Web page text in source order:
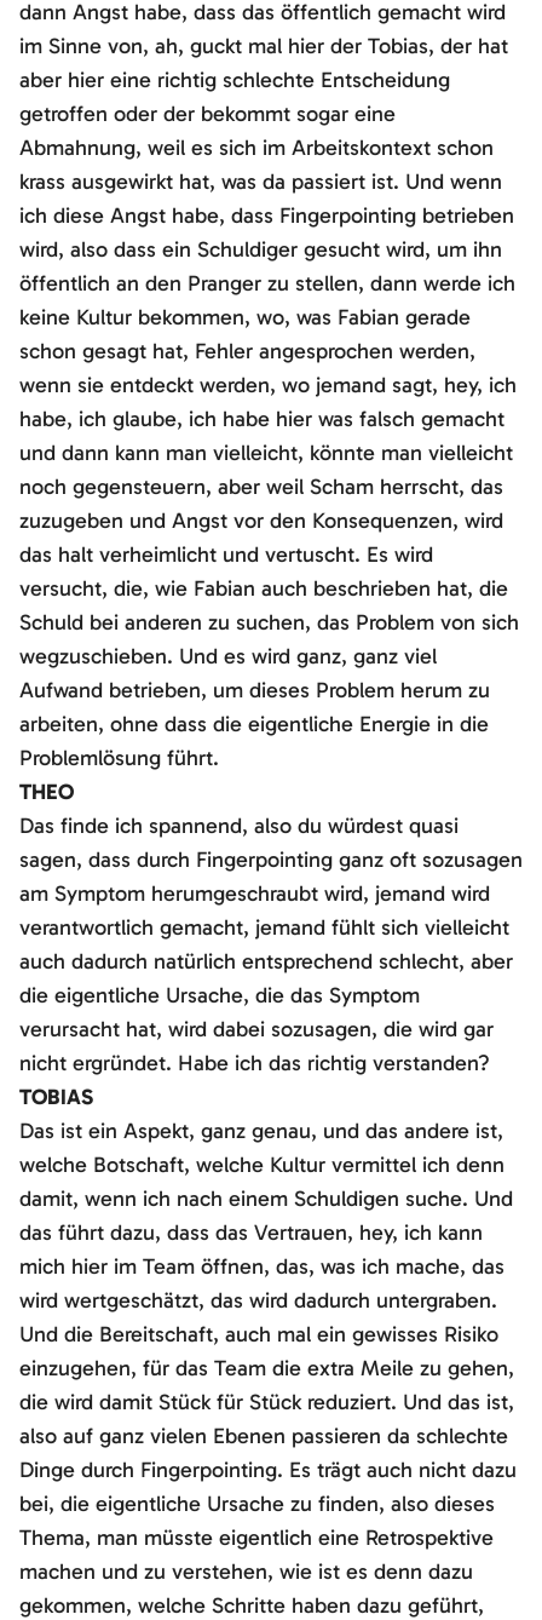
dann Angst habe, dass das öffentlich gemacht wird
im Sinne von, ah, guckt mal hier der Tobias, der hat
aber hier eine richtig schlechte Entscheidung
getroffen oder der bekommt sogar eine
Abmahnung, weil es sich im Arbeitskontext schon
krass ausgewirkt hat, was da passiert ist. Und wenn
ich diese Angst habe, dass Fingerpointing betrieben
wird, also dass ein Schuldiger gesucht wird, um ihn
öffentlich an den Pranger zu stellen, dann werde ich
keine Kultur bekommen, wo, was Fabian gerade
schon gesagt hat, Fehler angesprochen werden,
wenn sie entdeckt werden, wo jemand sagt, hey, ich
habe, ich glaube, ich habe hier was falsch gemacht
und dann kann man vielleicht, könnte man vielleicht
noch gegensteuern, aber weil Scham herrscht, das
zuzugeben und Angst vor den Konsequenzen, wird
das halt verheimlicht und vertuscht. Es wird
versucht, die, wie Fabian auch beschrieben hat, die
Schuld bei anderen zu suchen, das Problem von sich
wegzuschieben. Und es wird ganz, ganz viel
Aufwand betrieben, um dieses Problem herum zu
arbeiten, ohne dass die eigentliche Energie in die
Problemlösung führt.
THEO
Das finde ich spannend, also du würdest quasi
sagen, dass durch Fingerpointing ganz oft sozusagen
am Symptom herumgeschraubt wird, jemand wird
verantwortlich gemacht, jemand fühlt sich vielleicht
auch dadurch natürlich entsprechend schlecht, aber
die eigentliche Ursache, die das Symptom
verursacht hat, wird dabei sozusagen, die wird gar
nicht ergründet. Habe ich das richtig verstanden?
TOBIAS
Das ist ein Aspekt, ganz genau, und das andere ist,
welche Botschaft, welche Kultur vermittel ich denn
damit, wenn ich nach einem Schuldigen suche. Und
das führt dazu, dass das Vertrauen, hey, ich kann
mich hier im Team öffnen, das, was ich mache, das
wird wertgeschätzt, das wird dadurch untergraben.
Und die Bereitschaft, auch mal ein gewisses Risiko
einzugehen, für das Team die extra Meile zu gehen,
die wird damit Stück für Stück reduziert. Und das ist,
also auf ganz vielen Ebenen passieren da schlechte
Dinge durch Fingerpointing. Es trägt auch nicht dazu
bei, die eigentliche Ursache zu finden, also dieses
Thema, man müsste eigentlich eine Retrospektive
machen und zu verstehen, wie ist es denn dazu
gekommen, welche Schritte haben dazu geführt,